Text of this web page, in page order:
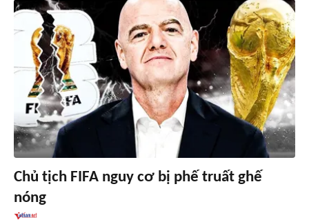
Chủ tịch FIFA nguy cơ bị phế truất ghế
nóng